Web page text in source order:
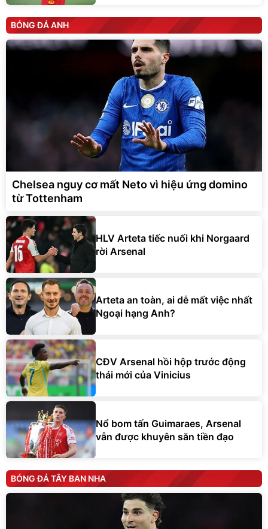
BÓNG ĐÁ ANH
Chelsea nguy cơ mất Neto vì hiệu ứng domino
từ Tottenham
HLV Arteta tiếc nuối khi Norgaard
rời Arsenal
Arteta an toàn, ai dễ mất việc nhất
Ngoại hạng Anh?
CĐV Arsenal hồi hộp trước động
thái mới của Vinicius
Nổ bom tấn Guimaraes, Arsenal
vẫn được khuyên săn tiền đạo
BÓNG ĐÁ TÂY BAN NHA